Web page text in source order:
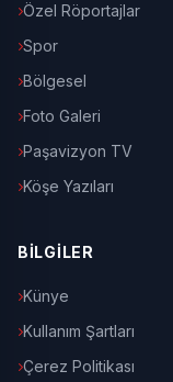
Özel Röportajlar
Spor
Bölgesel
Foto Galeri
Paşavizyon TV
Köşe Yazıları
BİLGİLER
Künye
Kullanım Şartları
Çerez Politikası